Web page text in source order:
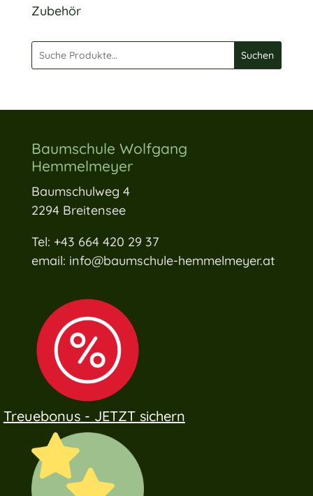
Zubehör
Suchen
Baumschule Wolfgang
Hemmelmeyer
Baumschulweg 4
2294 Breitensee
Tel: +43 664 420 29 37
email: info@baumschule-hemmelmeyer.at
Treuebonus - JETZT sichern